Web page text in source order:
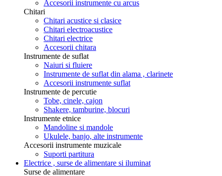
Accesorii instrumente cu arcus
Chitari
Chitari acustice si clasice
Chitari electroacustice
Chitari electrice
Accesorii chitara
Instrumente de suflat
Naiuri si fluiere
Instrumente de suflat din alama , clarinete
Accesorii instrumente suflat
Instrumente de percutie
Tobe, cinele, cajon
Shakere, tamburine, blocuri
Instrumente etnice
Mandoline si mandole
Ukulele, banjo, alte instrumente
Accesorii instrumente muzicale
Suporti partitura
Electrice , surse de alimentare si iluminat
Surse de alimentare